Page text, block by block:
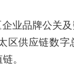
业品牌公关
区供应链数字
。